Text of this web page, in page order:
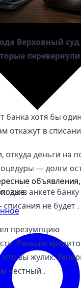
Верховный
банка хотя бы
откажут в
откуда деньги на
— долги
в анкете
не будет .
презумпцию
Раньше
что вы жулик.
честный .